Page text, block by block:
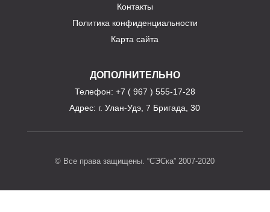
Контакты
Политика конфиденциальности
Карта сайта
ДОПОЛНИТЕЛЬНО
Телефон: +7 ( 967 ) 555-17-28
Адрес: г. Улан-Удэ, 7 Бригада, 30
© Все права защищены. “СЭСка” 2007-2020